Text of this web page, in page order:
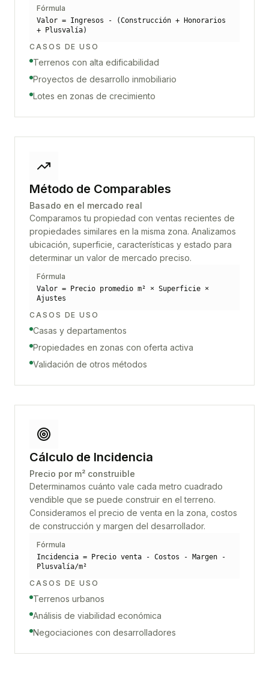
Fórmula
Valor = Ingresos - (Construcción + Honorarios
+ Plusvalía)
CASOS DE USO
Terrenos con alta edificabilidad
Proyectos de desarrollo inmobiliario
Lotes en zonas de crecimiento
Método de Comparables
Basado en el mercado real
Comparamos tu propiedad con ventas recientes de
propiedades similares en la misma zona. Analizamos
ubicación, superficie, características y estado para
determinar un valor de mercado preciso.
Fórmula
Valor = Precio promedio m² × Superficie ×
Ajustes
CASOS DE USO
Casas y departamentos
Propiedades en zonas con oferta activa
Validación de otros métodos
Cálculo de Incidencia
Precio por m² construible
Determinamos cuánto vale cada metro cuadrado
vendible que se puede construir en el terreno.
Consideramos el precio de venta en la zona, costos
de construcción y margen del desarrollador.
Fórmula
Incidencia = Precio venta - Costos - Margen -
Plusvalía/m²
CASOS DE USO
Terrenos urbanos
Análisis de viabilidad económica
Negociaciones con desarrolladores